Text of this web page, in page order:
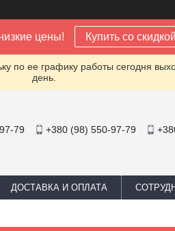
цены! Купить со
по ее графику работы сегодня
день.
79 +380 (98) 550-97-79
ДОСТАВКА И ОПЛАТА